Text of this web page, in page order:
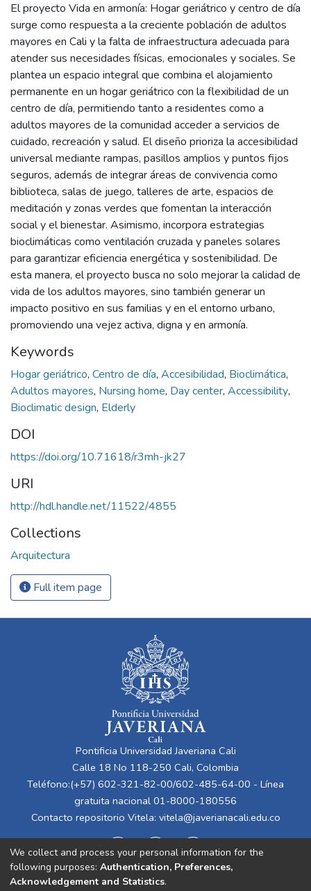
El proyecto Vida en armonía: Hogar geriátrico y centro de día
surge como respuesta a la creciente población de adultos
mayores en Cali y la falta de infraestructura adecuada para
atender sus necesidades físicas, emocionales y sociales. Se
plantea un espacio integral que combina el alojamiento
permanente en un hogar geriátrico con la flexibilidad de un
centro de día, permitiendo tanto a residentes como a
adultos mayores de la comunidad acceder a servicios de
cuidado, recreación y salud. El diseño prioriza la accesibilidad
universal mediante rampas, pasillos amplios y puntos fijos
seguros, además de integrar áreas de convivencia como
biblioteca, salas de juego, talleres de arte, espacios de
meditación y zonas verdes que fomentan la interacción
social y el bienestar. Asimismo, incorpora estrategias
bioclimáticas como ventilación cruzada y paneles solares
para garantizar eficiencia energética y sostenibilidad. De
esta manera, el proyecto busca no solo mejorar la calidad de
vida de los adultos mayores, sino también generar un
impacto positivo en sus familias y en el entorno urbano,
promoviendo una vejez activa, digna y en armonía.
Keywords
Hogar geriátrico, Centro de día, Accesibilidad, Bioclimática,
Adultos mayores, Nursing home, Day center, Accessibility,
Bioclimatic design, Elderly
DOI
https://doi.org/10.71618/r3mh-jk27
URI
http://hdl.handle.net/11522/4855
Collections
Arquitectura
Full item page
Pontificia Universidad Javeriana Cali
Calle 18 No 118-250 Cali, Colombia
Teléfono:(+57) 602-321-82-00/602-485-64-00 - Línea
gratuita nacional 01-8000-180556
Contacto repositorio Vitela: vitela@javerianacali.edu.co
We collect and process your personal information for the
following purposes: Authentication, Preferences,
Acknowledgement and Statistics.